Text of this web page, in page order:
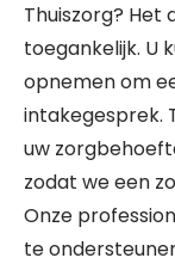
Thuiszorg? Het
toegankelijk. U
opnemen om
intakegesprek.
uw
zodat we een
Onze
te